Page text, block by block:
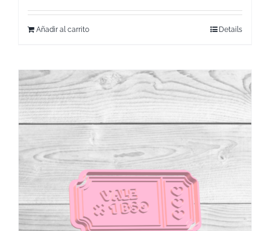
Añadir al carrito Details